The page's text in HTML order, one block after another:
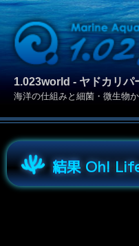
1.023world - ヤドカリパ
海洋の仕組みと細菌・微生物
結果 Oh!